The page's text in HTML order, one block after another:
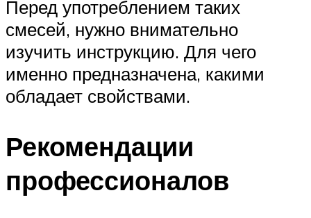
Перед употреблением таких
смесей, нужно внимательно
изучить инструкцию. Для чего
именно предназначена, какими
обладает свойствами.
Рекомендации
профессионалов